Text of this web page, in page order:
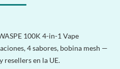
100K 4-in-1 Vape
4 sabores, bobina mesh —
resellers en la UE.